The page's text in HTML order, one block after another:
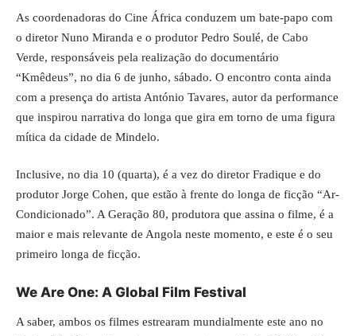
As coordenadoras do Cine África conduzem um bate-papo com
o diretor Nuno Miranda e o produtor Pedro Soulé, de Cabo
Verde, responsáveis pela realização do documentário
“Kmêdeus”, no dia 6 de junho, sábado. O encontro conta ainda
com a presença do artista António Tavares, autor da performance
que inspirou narrativa do longa que gira em torno de uma figura
mítica da cidade de Mindelo.
Inclusive, no dia 10 (quarta), é a vez do diretor Fradique e do
produtor Jorge Cohen, que estão à frente do longa de ficção “Ar-
Condicionado”. A Geração 80, produtora que assina o filme, é a
maior e mais relevante de Angola neste momento, e este é o seu
primeiro longa de ficção.
We Are One: A Global Film Festival
A saber, ambos os filmes estrearam mundialmente este ano no